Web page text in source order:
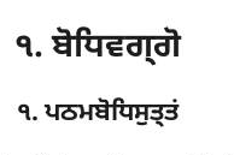
੧. ਬੋਧਿਵਗ੍ਗੋ
੧. ਪਠਮਬੋਧਿਸੁਤ੍ਤਂ